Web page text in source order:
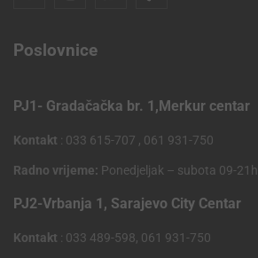
Poslovnice
PJ1- Gradačačka br. 1,Merkur centar
Kontakt : 033 615-707 , 061 931-750
Radno vrijeme: Ponedjeljak – subota 09-21h
PJ2-Vrbanja 1, Sarajevo City Centar
Kontakt : 033 489-598, 061 931-750